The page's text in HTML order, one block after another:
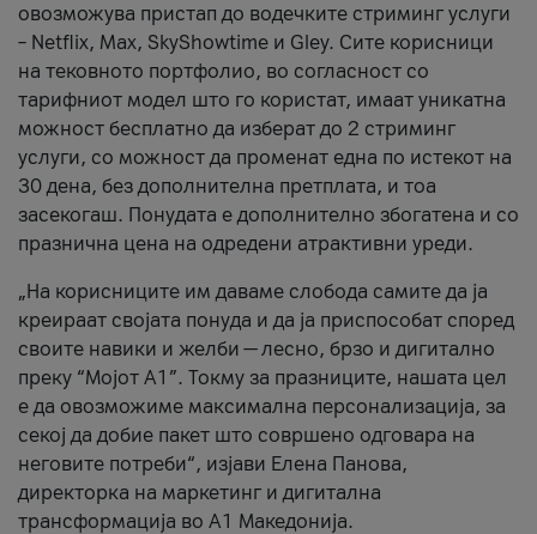
овозможува пристап до водечките стриминг услуги
– Netflix, Max, SkyShowtime и Gley. Сите корисници
на тековното портфолио, во согласност со
тарифниот модел што го користат, имаат уникатна
можност бесплатно да изберат до 2 стриминг
услуги, со можност да променат една по истекот на
30 дена, без дополнителна претплата, и тоа
засекогаш. Понудата е дополнително збогатена и со
празнична цена на одредени атрактивни уреди.
„На корисниците им даваме слобода самите да ја
креираат својата понуда и да ја приспособат според
своите навики и желби — лесно, брзо и дигитално
преку “Мојот А1”. Токму за празниците, нашата цел
е да овозможиме максимална персонализација, за
секој да добие пакет што совршено одговара на
неговите потреби“, изјави Елена Панова,
директорка на маркетинг и дигитална
трансформација во А1 Македонија.